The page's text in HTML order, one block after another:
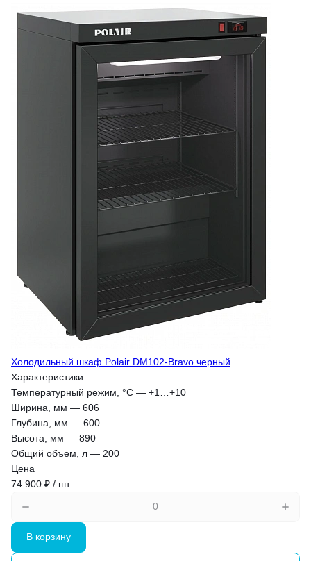
Холодильный шкаф Polair DM102-Bravo черный
Характеристики
Температурный режим, °С — +1…+10
Ширина, мм — 606
Глубина, мм — 600
Высота, мм — 890
Общий объем, л — 200
Цена
74 900 ₽ / шт
В корзину